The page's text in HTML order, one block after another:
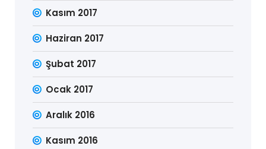
Kasım 2017
Haziran 2017
Şubat 2017
Ocak 2017
Aralık 2016
Kasım 2016